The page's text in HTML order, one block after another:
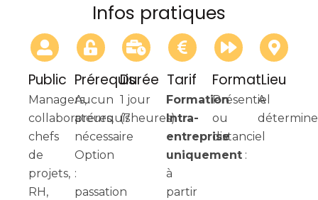
Infos pratiques
Public
Managers,
collaborateurs,
chefs
de
projets,
RH,
Prérequis
Aucun
prérequis
nécessaire
Option
:
passation
Durée
1 jour
(7heures)
Tarif
Formation
Intra-
entreprise
uniquement :
à
partir
Format
Présentiel
ou
distanciel
Lieu
A